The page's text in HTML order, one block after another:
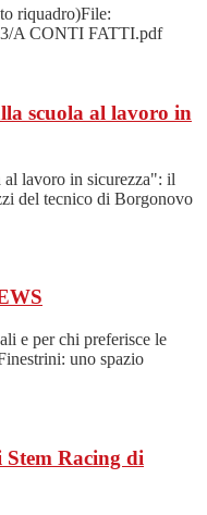
riquadro)File:
A CONTI FATTI.pdf
scuola al lavoro in
lavoro in sicurezza": il
del tecnico di Borgonovo
e per chi preferisce le
uno spazio
Racing di